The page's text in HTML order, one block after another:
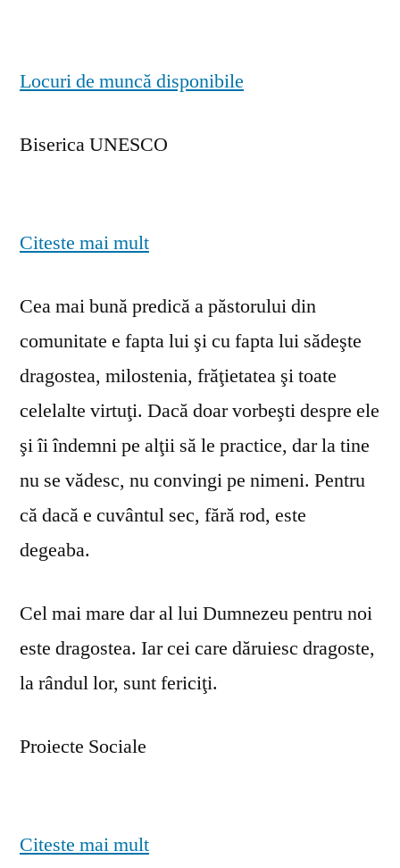
Locuri de muncă disponibile
Biserica UNESCO
Citeste mai mult
Cea mai bună predică a păstorului din
comunitate e fapta lui şi cu fapta lui sădeşte
dragostea, milostenia, frăţietatea şi toate
celelalte virtuţi. Dacă doar vorbeşti despre ele
şi îi îndemni pe alţii să le practice, dar la tine
nu se vă­desc, nu convingi pe nimeni. Pentru
că dacă e cuvântul sec, fără rod, este
degeaba.
Cel mai mare dar al lui Dumnezeu pentru noi
este dragostea. Iar cei care dăruiesc dragoste,
la rândul lor, sunt fericiţi.
Proiecte Sociale
Citeste mai mult